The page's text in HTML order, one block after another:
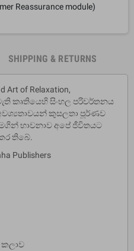
Reassurance module)
SHIPPING & RETURNS
of Relaxation,
කෘතියෙහි සිංහල පරිවර්තනය
කුසලතා පූර්ණව
භාවනාව අපේ ජීවිතයට
තිබේ.
Publishers
කලාව